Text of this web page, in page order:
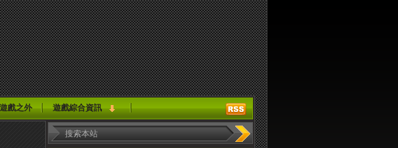
遊戲之外 遊戲綜合資訊